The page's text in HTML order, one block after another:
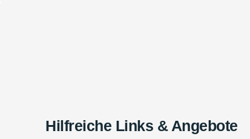
Hilfreiche Links & Angebote